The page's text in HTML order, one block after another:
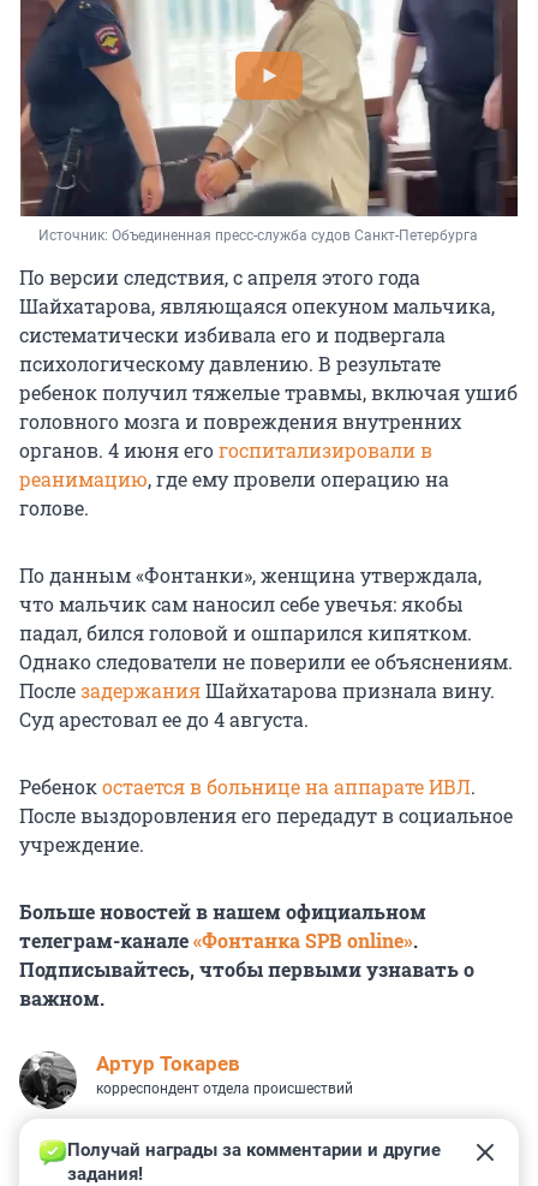
Источник: Объединенная пресс-служба судов Санкт-Петербурга
По версии следствия, с апреля этого года
Шайхатарова, являющаяся опекуном мальчика,
систематически избивала его и подвергала
психологическому давлению. В результате
ребенок получил тяжелые травмы, включая ушиб
головного мозга и повреждения внутренних
органов. 4 июня егогоспитализировали в
реанимацию, где ему провели операцию на
голове.
По данным «Фонтанки», женщина утверждала,
что мальчик сам наносил себе увечья: якобы
падал, бился головой и ошпарился кипятком.
Однако следователи не поверили ее объяснениям.
ПослезадержанияШайхатарова признала вину.
Суд арестовал ее до4 августа.
Ребенокостается в больнице на аппарате ИВЛ.
После выздоровления его передадут в социальное
учреждение.
Больше новостей в нашем официальном
телеграм-канале«Фонтанка SPB online».
Подписывайтесь, чтобы первыми узнавать о
важном.
Артур Токарев
корреспондент отдела происшествий
Получай награды за комментарии и другие
задания!